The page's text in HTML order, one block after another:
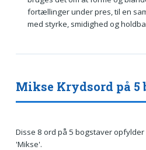
fortællinger under pres, til en
med styrke, smidighed og
Mikse Krydsord på 5
Disse 8 ord på 5 bogstaver
'Mikse'.